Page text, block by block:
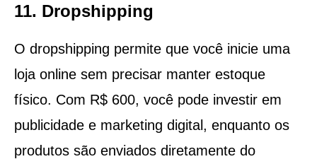
11. Dropshipping
O dropshipping permite que você inicie uma
loja online sem precisar manter estoque
físico. Com R$ 600, você pode investir em
publicidade e marketing digital, enquanto os
produtos são enviados diretamente do